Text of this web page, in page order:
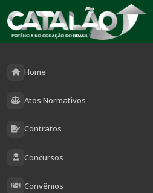
Home
Atos Normativos
Contratos
Concursos
Convênios